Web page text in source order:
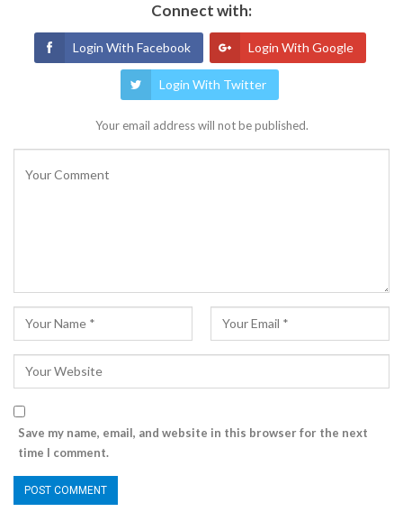
Connect with:
Login With Facebook Login With Google
Login With Twitter
Your email address will not be published.
Save my name, email, and website in this browser for the next
time I comment.